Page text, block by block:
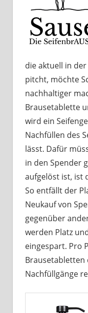
die aktuell in der
pitcht, möchte
nachhaltiger
Brausetablette
wird ein
Nachfüllen des
lässt. Dafür
in den Spender
aufgelöst ist, ist
So entfällt der
Neukauf von
gegenüber
werden Platz
eingespart. Pro
Brausetabletten
Nachfüllgänge